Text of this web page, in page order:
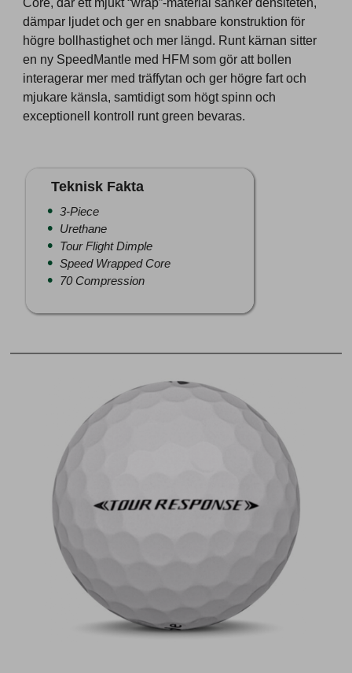
Core, där ett mjukt “wrap”-material sänker densiteten,
dämpar ljudet och ger en snabbare konstruktion för
högre bollhastighet och mer längd. Runt kärnan sitter
en ny SpeedMantle med HFM som gör att bollen
interagerar mer med träffytan och ger högre fart och
mjukare känsla, samtidigt som högt spinn och
exceptionell kontroll runt green bevaras.
Teknisk Fakta
3-Piece
Urethane
Tour Flight Dimple
Speed Wrapped Core
70 Compression